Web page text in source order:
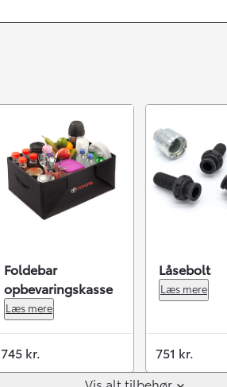
Foldebar
opbevaringskasse
Læs mere
745 kr.
Låsebolt
Læs mere
751 kr.
Vis alt tilbehør